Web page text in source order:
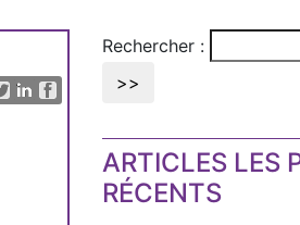
Rechercher :
ARTICLES LES
RÉCENTS